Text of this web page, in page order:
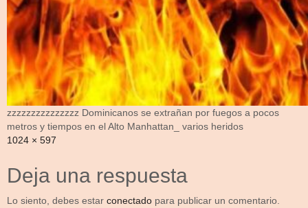
zzzzzzzzzzzzzzz Dominicanos se extrañan por fuegos a pocos
metros y tiempos en el Alto Manhattan_ varios heridos
Full
1024 × 597
Deja una respuesta
Lo siento, debes estar conectado para publicar un comentario.